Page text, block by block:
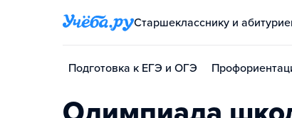
Старшекласснику и
Подготовка к ЕГЭ и ОГЭ